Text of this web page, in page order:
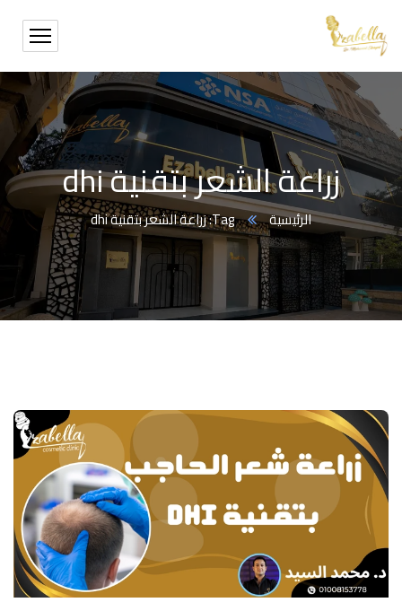
زراعة الشعر بتقنية dhi
الرئيسية Tag: زراعة الشعر بتقنية dhi